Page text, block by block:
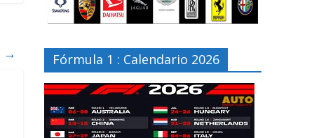
→ Fórmula 1 : Calendario 2026